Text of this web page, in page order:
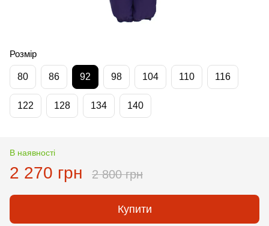
Розмір
80 86 92 98 104 110 116
122 128 134 140
В наявності
2 270 грн 2 800 грн
Купити